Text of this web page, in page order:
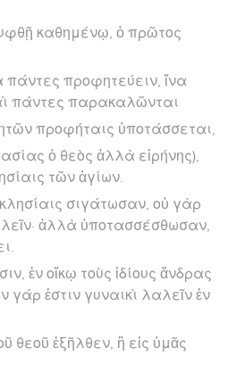
καθημένῳ, ὁ πρῶτος
πάντες προφητεύειν, ἵνα
πάντες παρακαλῶνται
προφήταις ὑποτάσσεται,
ὁ θεὸς ἀλλὰ εἰρήνης),
τῶν ἁγίων.
σιγάτωσαν, οὐ γὰρ
ἀλλὰ ὑποτασσέσθωσαν,
ἐν οἴκῳ τοὺς ἰδίους ἄνδρας
ἐστιν γυναικὶ λαλεῖν ἐν
θεοῦ ἐξῆλθεν, ἢ εἰς ὑμᾶς